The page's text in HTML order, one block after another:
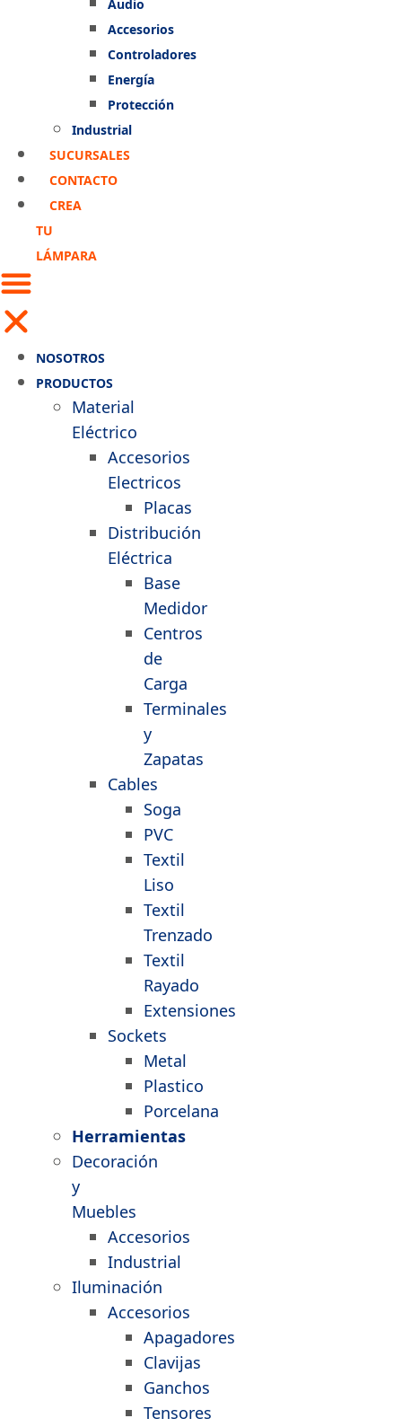
Audio
Accesorios
Controladores
Energía
Protección
Industrial
SUCURSALES
CONTACTO
CREA
TU
LÁMPARA
NOSOTROS
PRODUCTOS
Material
Eléctrico
Accesorios
Electricos
Placas
Distribución
Eléctrica
Base
Medidor
Centros
de
Carga
Terminales
y
Zapatas
Cables
Soga
PVC
Textil
Liso
Textil
Trenzado
Textil
Rayado
Extensiones
Sockets
Metal
Plastico
Porcelana
Herramientas
Decoración
y
Muebles
Accesorios
Industrial
Iluminación
Accesorios
Apagadores
Clavijas
Ganchos
Tensores